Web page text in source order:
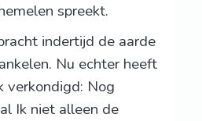
spreekt.
indertijd de aarde
Nu echter heeft
verkondigd: Nog
Ik niet alleen de